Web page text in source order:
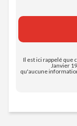
Il est ici rappelé que
Janvier
qu'aucune